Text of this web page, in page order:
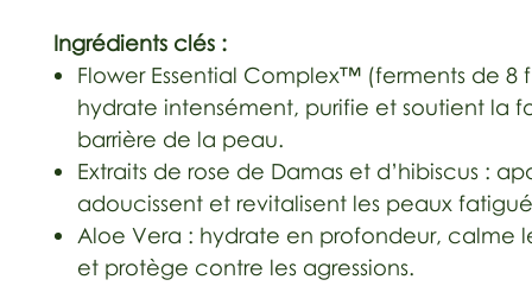
Ingrédients clés :
Flower Essential Complex™ (ferments de 8
hydrate intensément, purifie et soutient la
barrière de la peau.
Extraits de rose de Damas et d’hibiscus :
adoucissent et revitalisent les peaux
Aloe Vera : hydrate en profondeur, calme
et protège contre les agressions.